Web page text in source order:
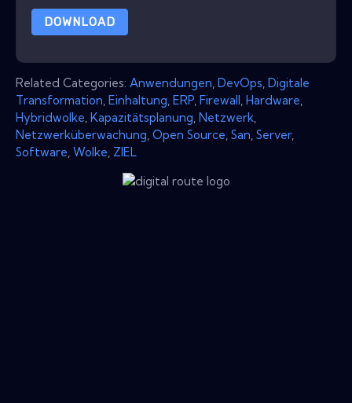
DOWNLOAD
Related Categories: Anwendungen DevOps Digitale
Transformation Einhaltung ERP Firewall Hardware
Hybridwolke Kapazitätsplanung Netzwerk
Netzwerküberwachung Open Source San Server,
Software Wolke ZIEL